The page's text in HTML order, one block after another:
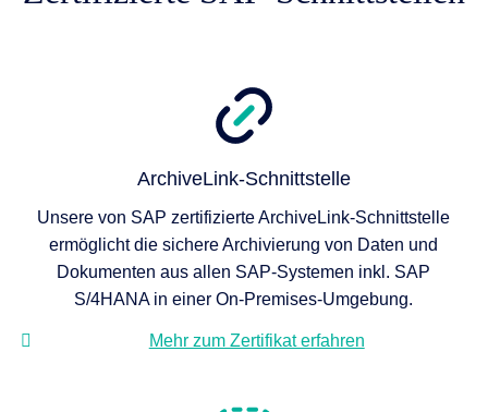
ArchiveLink-Schnittstelle
Unsere von SAP zertifizierte ArchiveLink-Schnittstelle
ermöglicht die sichere Archivierung von Daten und
Dokumenten aus allen SAP-Systemen inkl. SAP
S/4HANA in einer On-Premises-Umgebung.
Mehr zum Zertifikat erfahren